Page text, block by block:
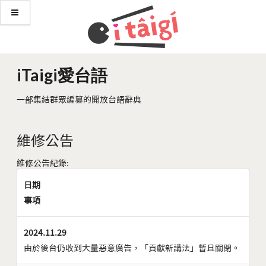
iTaigi愛台語
一部集結群眾編纂的開放台語辭典
維修公告
維修公告紀錄:
日期
事項
2024.11.29
由於後台仍收到大量惡意廣告，「貢獻新講法」暫且關閉。